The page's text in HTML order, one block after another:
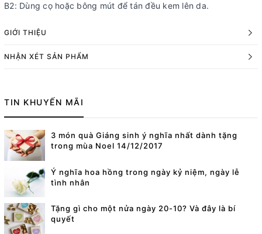
B2: Dùng cọ hoặc bông mút để tán đều kem lên da.
GIỚI THIỆU
NHẬN XÉT SẢN PHẨM
TIN KHUYẾN MÃI
3 món quà Giáng sinh ý nghĩa nhất dành tặng
trong mùa Noel 14/12/2017
Ý nghĩa hoa hồng trong ngày kỷ niệm, ngày lễ
tình nhân
Tặng gì cho một nửa ngày 20-10? Và đây là bí
quyết